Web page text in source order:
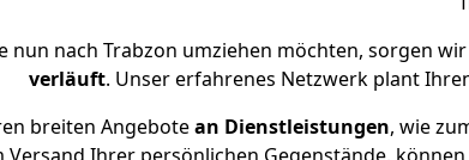
nun nach Trabzon umziehen möchten, sorgen
verläuft. Unser erfahrenes Netzwerk plant
breiten Angebotean Dienstleistungen, wie